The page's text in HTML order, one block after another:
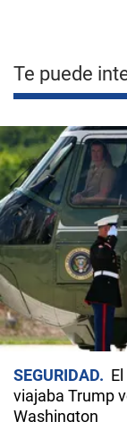
Te puede
SEGURIDAD
viajaba Trump
Washington